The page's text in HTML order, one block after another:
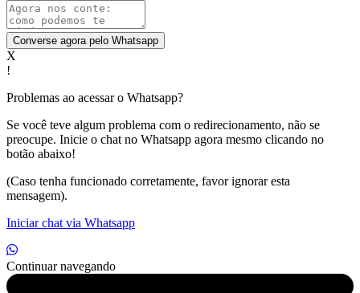
Converse agora pelo Whatsapp
X
!
Problemas ao acessar o Whatsapp?
Se você teve algum problema com o redirecionamento, não se
preocupe. Inicie o chat no Whatsapp agora mesmo clicando no
botão abaixo!
(Caso tenha funcionado corretamente, favor ignorar esta
mensagem).
Iniciar chat via Whatsapp
Continuar navegando